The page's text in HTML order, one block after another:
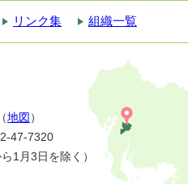
リンク集 組織一覧
地図 ）
47-7320
1月3日を除く）